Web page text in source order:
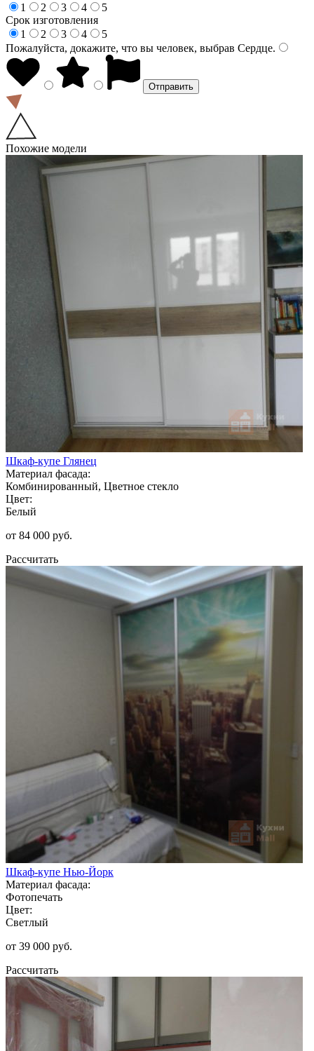
1
2 3 4
5
Срок изготовления
1
2 3 4
5
Пожалуйста, докажите, что вы человек, выбрав Сердце.
Похожие модели
Шкаф-купе Глянец
Материал фасада:
Комбинированный, Цветное стекло
Цвет:
Белый
от 84 000 руб.
Рассчитать
Шкаф-купе Нью-Йорк
Материал фасада:
Фотопечать
Цвет:
Светлый
от 39 000 руб.
Рассчитать